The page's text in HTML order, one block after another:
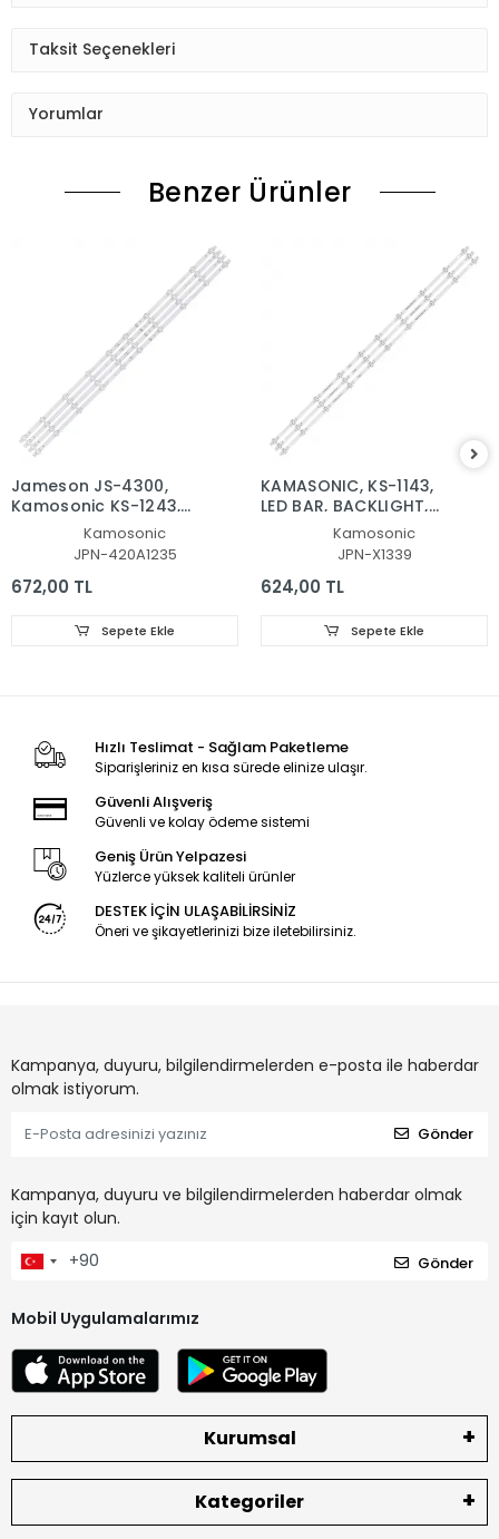
Taksit Seçenekleri
Yorumlar
Benzer Ürünler
Jameson JS-4300,
Kamosonic KS-1243,
LED BAR, JL.D420A1235-
081BS-M, SD43-DNJF-
Kamosonic
JPN-420A1235
672,00 TL
Sepete Ekle
KAMASONIC, KS-1143,
LED BAR, BACKLIGHT,
PANEL LEDLERİ, HL-
2A420A28-1001S-01, A1,
8D2A-DLM4-201002,
201000, BACLIGHT
Kamosonic
JPN-X1339
624,00 TL
Sepete Ekle
Hızlı Teslimat - Sağlam Paketleme
Siparişleriniz en kısa sürede elinize ulaşır.
Güvenli Alışveriş
Güvenli ve kolay ödeme sistemi
Geniş Ürün Yelpazesi
Yüzlerce yüksek kaliteli ürünler
DESTEK İÇİN ULAŞABİLİRSİNİZ
Öneri ve şikayetlerinizi bize iletebilirsiniz.
Kampanya, duyuru, bilgilendirmelerden e-posta ile haberdar
olmak istiyorum.
Gönder
Kampanya, duyuru ve bilgilendirmelerden haberdar olmak
için kayıt olun.
Gönder
Mobil Uygulamalarımız
Kurumsal
Kategoriler